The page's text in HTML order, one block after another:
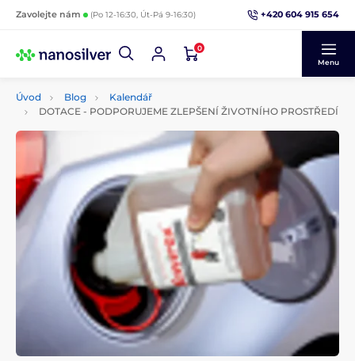
Zavolejte nám (Po 12-16:30, Út-Pá 9-16:30) +420 604 915 654
0
Menu
Úvod Blog
Kalendář
DOTACE - PODPORUJEME ZLEPŠENÍ ŽIVOTNÍHO PROSTŘEDÍ